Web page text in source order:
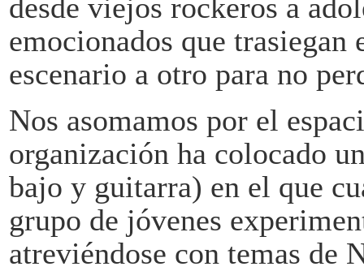
desde viejos rockeros a
emocionados que
escenario a otro para no
Nos asomamos por el
organización ha colocado
bajo y guitarra) en el que
grupo de jóvenes
atreviéndose con temas de